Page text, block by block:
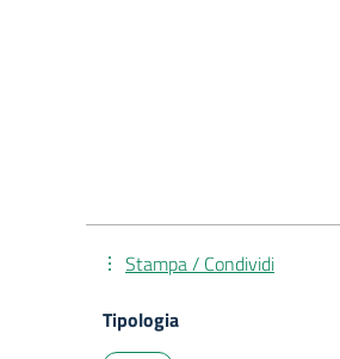
Stampa / Condividi
Tipologia